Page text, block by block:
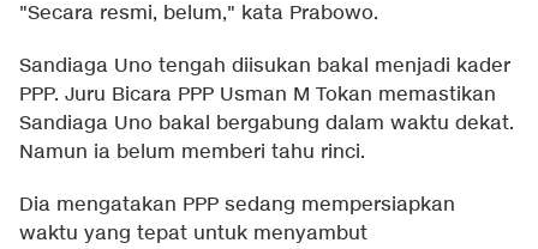
"Secara resmi, belum," kata Prabowo.
Sandiaga Uno tengah diisukan bakal menjadi kader
PPP. Juru Bicara PPP Usman M Tokan memastikan
Sandiaga Uno bakal bergabung dalam waktu dekat.
Namun ia belum memberi tahu rinci.
Dia mengatakan PPP sedang mempersiapkan
waktu yang tepat untuk menyambut